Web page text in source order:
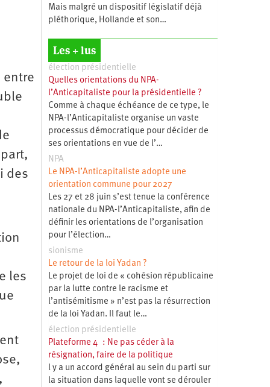
entre
des
les
Mais malgré un dispositif législatif déjà
pléthorique, Hollande et son…
Les + lus
élection présidentielle
Quelles orientations du NPA-
l’Anticapitaliste pour la présidentielle ?
Comme à chaque échéance de ce type, le
NPA-l’Anticapitaliste organise un vaste
processus démocratique pour décider de
ses orientations en vue de l’…
NPA
Le NPA-l’Anticapitaliste adopte une
orientation commune pour 2027
Les 27 et 28 juin s’est tenue la conférence
nationale du NPA-l’Anticapitaliste, afin de
définir les orientations de l’organisation
pour l’élection…
sionisme
Le retour de la loi Yadan ?
Le projet de loi de « cohésion républicaine
par la lutte contre le racisme et
l’antisémitisme » n’est pas la résurrection
de la loi Yadan. Il faut le…
élection présidentielle
Plateforme 4 : Ne pas céder à la
résignation, faire de la politique
l y a un accord général au sein du parti sur
la situation dans laquelle vont se dérouler